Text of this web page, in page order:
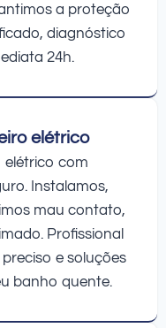
a proteção
diagnóstico
24h.
elétrico
elétrico com
Instalamos,
mau contato,
Profissional
e soluções
banho quente.